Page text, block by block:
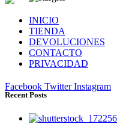
INICIO
TIENDA
DEVOLUCIONES
CONTACTO
PRIVACIDAD
Facebook Twitter Instagram
Recent Posts